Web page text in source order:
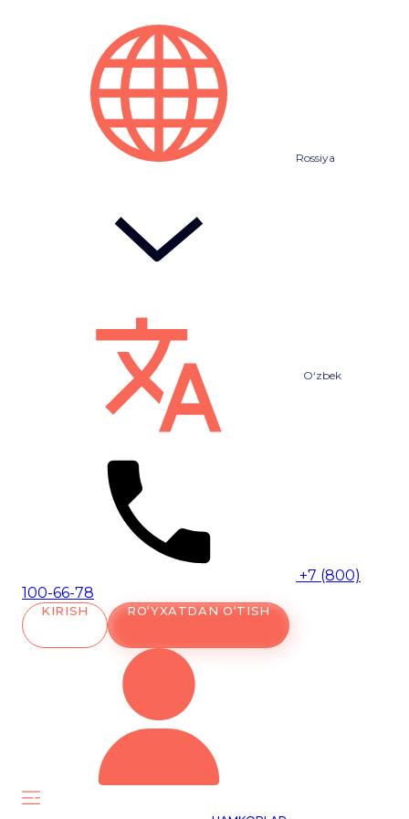
Rossiya
O‘zbek
+7 (800)
100-66-78
KIRISH RO‘YXATDAN O‘TISH